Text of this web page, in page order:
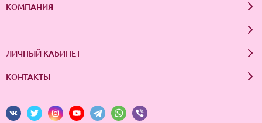
КОМПАНИЯ
ЛИЧНЫЙ КАБИНЕТ
КОНТАКТЫ